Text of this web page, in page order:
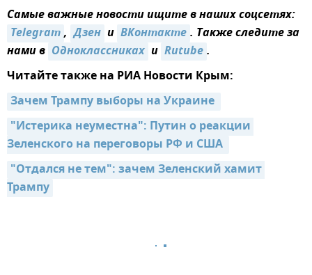
Самые важные новости ищите в наших соцсетях:
Telegram, Дзен и ВКонтакте. Также следите за
нами в Одноклассниках и Rutube.
Читайте также на РИА Новости Крым:
Зачем Трампу выборы на Украине
"Истерика неуместна": Путин о реакции
Зеленского на переговоры РФ и США
"Отдался не тем": зачем Зеленский хамит
Трампу